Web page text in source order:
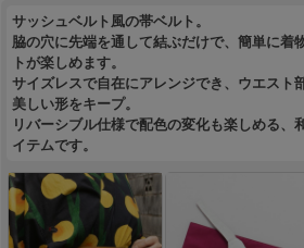
サッシュベルト風の帯ベルト。
脇の穴に先端を通して結ぶだけで、簡単に着
トが楽しめます。
サイズレスで自在にアレンジでき、ウエスト
美しい形をキープ。
リバーシブル仕様で配色の変化も楽しめる、
イテムです。